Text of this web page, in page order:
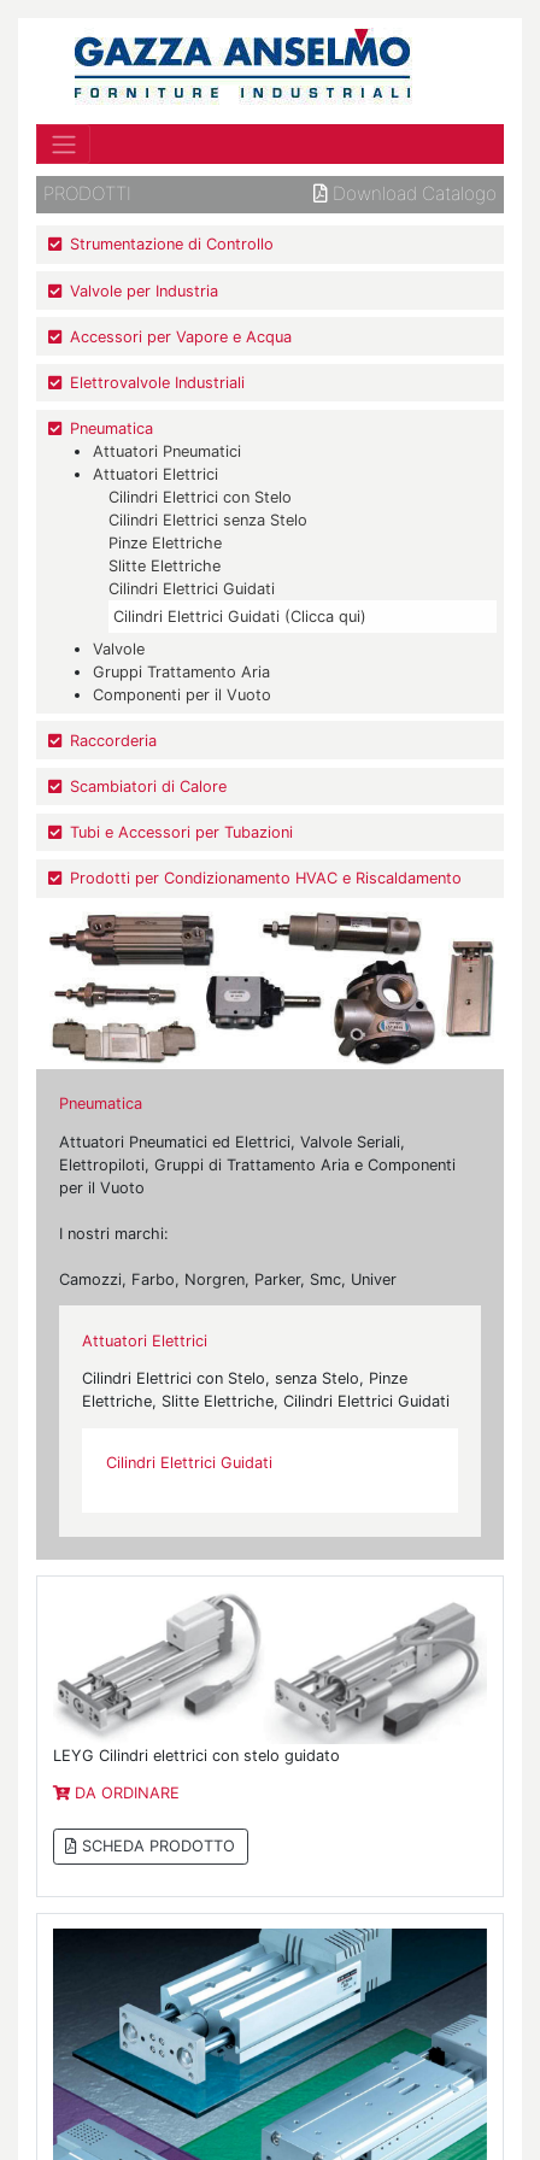
PRODOTTI Download Catalogo
Strumentazione di Controllo
Valvole per Industria
Accessori per Vapore e Acqua
Elettrovalvole Industriali
Pneumatica
Attuatori Pneumatici
Attuatori Elettrici
Cilindri Elettrici con Stelo
Cilindri Elettrici senza Stelo
Pinze Elettriche
Slitte Elettriche
Cilindri Elettrici Guidati
Cilindri Elettrici Guidati (Clicca qui)
Valvole
Gruppi Trattamento Aria
Componenti per il Vuoto
Raccorderia
Scambiatori di Calore
Tubi e Accessori per Tubazioni
Prodotti per Condizionamento HVAC e Riscaldamento
Pneumatica
Attuatori Pneumatici ed Elettrici, Valvole Seriali,
Elettropiloti, Gruppi di Trattamento Aria e Componenti
per il Vuoto
I nostri marchi:
Camozzi, Farbo, Norgren, Parker, Smc, Univer
Attuatori Elettrici
Cilindri Elettrici con Stelo, senza Stelo, Pinze
Elettriche, Slitte Elettriche, Cilindri Elettrici Guidati
Cilindri Elettrici Guidati
LEYG Cilindri elettrici con stelo guidato
DA ORDINARE
SCHEDA PRODOTTO